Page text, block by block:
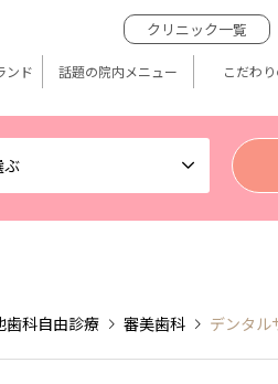
ぶ
クリニック一覧
ンド 話題の院内メニュー こだわ
歯科自由診療 審美歯科 デンタル